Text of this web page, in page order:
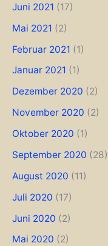
Juni 2021 (17)
Mai 2021 (2)
Februar 2021 (1)
Januar 2021 (1)
Dezember 2020 (2)
November 2020 (2)
Oktober 2020 (1)
September 2020 (28)
August 2020 (11)
Juli 2020 (17)
Juni 2020 (2)
Mai 2020 (2)